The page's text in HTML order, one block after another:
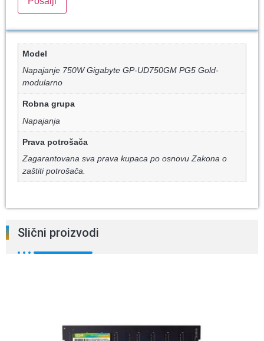
Model
Napajanje 750W Gigabyte GP-UD750GM PG5 Gold-
modularno
Robna grupa
Napajanja
Prava potrošača
Zagarantovana sva prava kupaca po osnovu Zakona o
zaštiti potrošača.
Slični proizvodi